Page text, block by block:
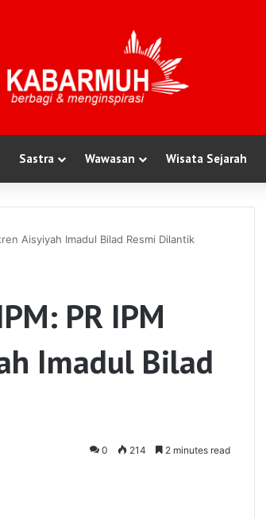
Sastra Wawasan Wisata Sejarah
Aisyiyah Imadul Bilad Resmi Dilantik
PR IPM
Imadul Bilad
0 214 2 minutes read